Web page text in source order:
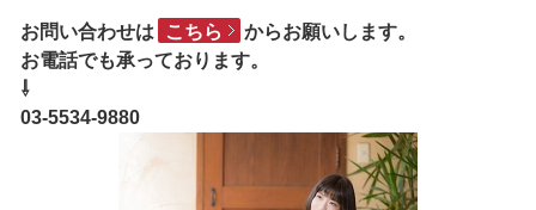
お問い合わせは こちら
からお願いします。
お電話でも承っております。
⇩
03-5534-9880